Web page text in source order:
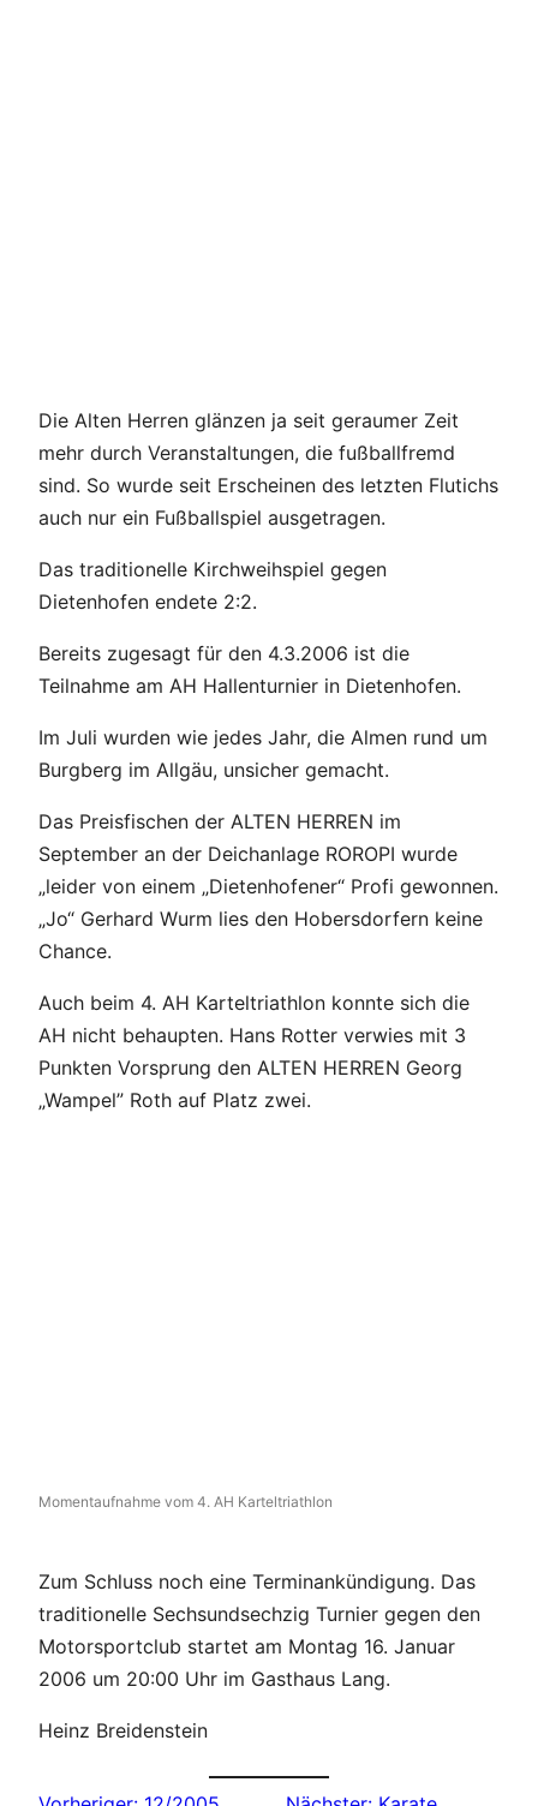
Die Alten Herren glänzen ja seit geraumer Zeit
mehr durch Veranstaltungen, die fußballfremd
sind. So wurde seit Erscheinen des letzten Flutichs
auch nur ein Fußballspiel ausgetragen.
Das traditionelle Kirchweihspiel gegen
Dietenhofen endete 2:2.
Bereits zugesagt für den 4.3.2006 ist die
Teilnahme am AH Hallenturnier in Dietenhofen.
Im Juli wurden wie jedes Jahr, die Almen rund um
Burgberg im Allgäu, unsicher gemacht.
Das Preisfischen der ALTEN HERREN im
September an der Deichanlage ROROPI wurde
„leider von einem „Dietenhofener“ Profi gewonnen.
„Jo“ Gerhard Wurm lies den Hobersdorfern keine
Chance.
Auch beim 4. AH Karteltriathlon konnte sich die
AH nicht behaupten. Hans Rotter verwies mit 3
Punkten Vorsprung den ALTEN HERREN Georg
„Wampel” Roth auf Platz zwei.
Momentaufnahme vom 4. AH Karteltriathlon
Zum Schluss noch eine Terminankündigung. Das
traditionelle Sechsundsechzig Turnier gegen den
Motorsportclub startet am Montag 16. Januar
2006 um 20:00 Uhr im Gasthaus Lang.
Heinz Breidenstein